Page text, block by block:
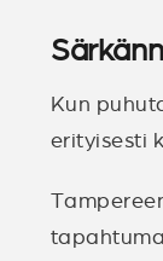
Kun
erityisesti